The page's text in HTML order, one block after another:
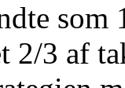
som
2/3 af